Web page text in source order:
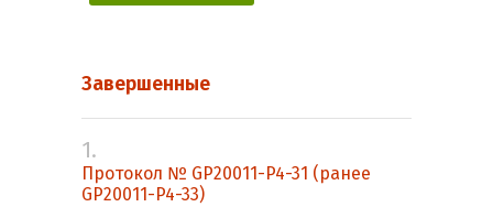
Завершенные
1.
Протокол № GP20011-P4-31 (ранее
GP20011-P4-33)